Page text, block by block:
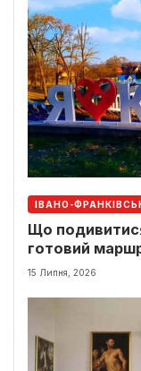
ІВАНО-
Що
готовий
15 Липня, 2026